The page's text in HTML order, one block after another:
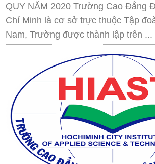
QUY NĂM 2020 Trường Cao Đẳng
Chí Minh là cơ sở trực thuộc Tập
Nam, Trường được thành lập trên ...